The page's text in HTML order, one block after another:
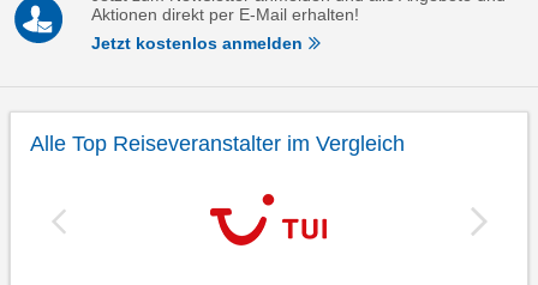
Aktionen direkt per E-Mail erhalten!
Jetzt kostenlos anmelden
Alle Top Reiseveranstalter im Vergleich